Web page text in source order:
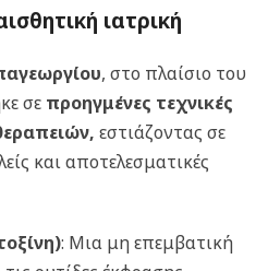
ιατρική
, στο πλαίσιο του
σε προηγμένες τεχνικές
, εστιάζοντας σε
και αποτελεσματικές
: Μια μη επεμβατική